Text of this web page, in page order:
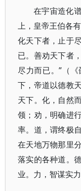
在宇宙造化
上，皇帝王伯各
化天下者，止于
已。善劝天下者
尽力而已。”（
下，帝道以德教
天下。化，自然
领；劝，明确进
率。道，谓终极
在天地万物那里
落实的各种道。
业。力，智谋实力